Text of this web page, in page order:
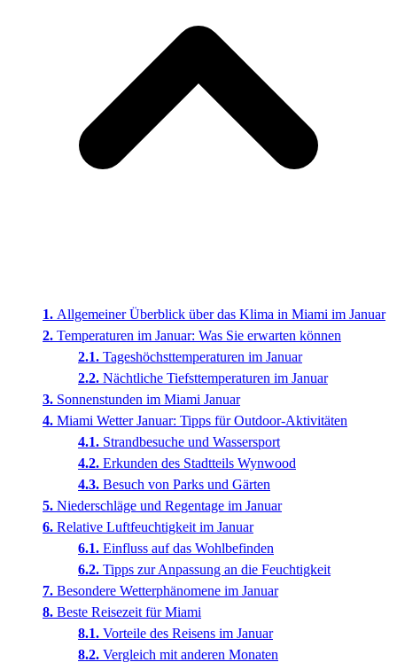
Allgemeiner Überblick über das Klima in Miami im Januar
Temperaturen im Januar: Was Sie erwarten können
Tageshöchsttemperaturen im Januar
Nächtliche Tiefsttemperaturen im Januar
Sonnenstunden im Miami Januar
Miami Wetter Januar: Tipps für Outdoor-Aktivitäten
Strandbesuche und Wassersport
Erkunden des Stadtteils Wynwood
Besuch von Parks und Gärten
Niederschläge und Regentage im Januar
Relative Luftfeuchtigkeit im Januar
Einfluss auf das Wohlbefinden
Tipps zur Anpassung an die Feuchtigkeit
Besondere Wetterphänomene im Januar
Beste Reisezeit für Miami
Vorteile des Reisens im Januar
Vergleich mit anderen Monaten